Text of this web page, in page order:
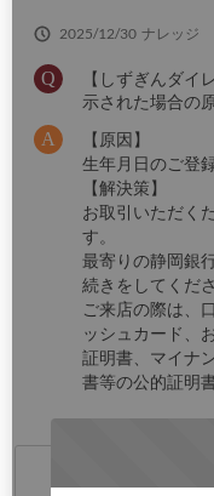
2025/12/30 ナレッジ
【しずぎんダイ
示された場合の
【原因】
生年月日のご登
【解決策】
お取引いただく
す。
最寄りの静岡銀
続きをしてくださ
ご来店の際は、
ッシュカード、
証明書、マイナ
書等の公的証明